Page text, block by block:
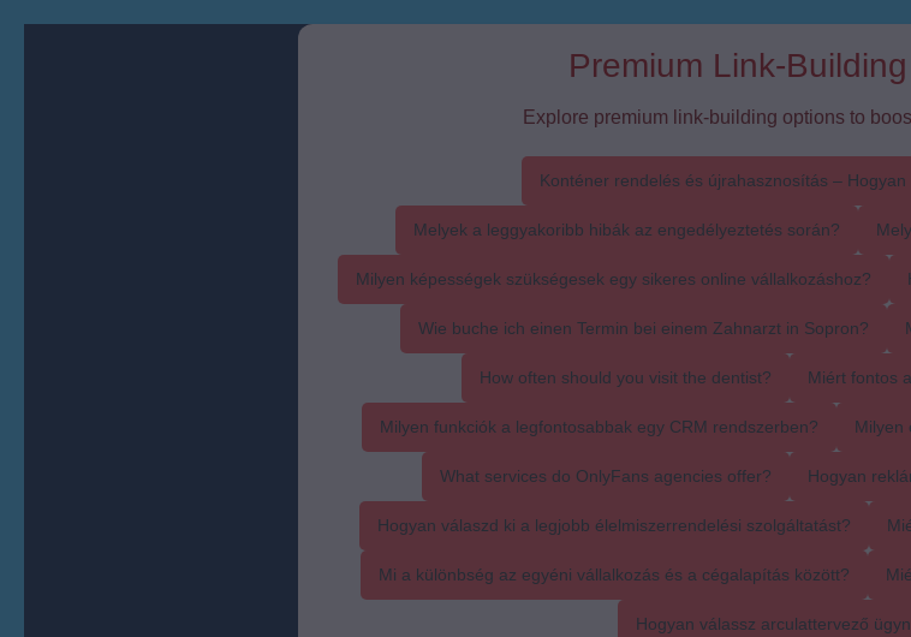
Premium Link-
Explore premium link-building options to
Konténer rendelés és újrahasznosítás –
Melyek a leggyakoribb hibák az engedélyeztetés során?
Milyen képességek szükségesek egy sikeres online vállalkozáshoz?
Wie buche ich einen Termin bei einem Zahnarzt in Sopron?
How often should you visit the dentist? Miért fontos
Milyen funkciók a legfontosabbak egy CRM rendszerben? Milyen
What services do OnlyFans agencies offer? Hogyan
Hogyan válaszd ki a legjobb élelmiszerrendelési szolgáltatást?
Mi a különbség az egyéni vállalkozás és a cégalapítás között?
Hogyan válassz arculattervező